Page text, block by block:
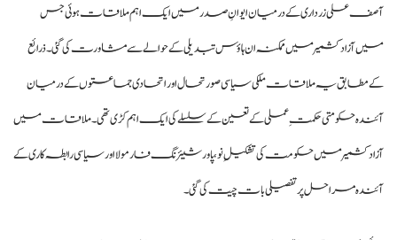
آصف علی زرداری کے درمیان ایوانِ صدر میں ایک اہم ملاقات ہوئی جس
میں آزاد کشمیر میں ممکنہ ان ہاؤس تبدیلی کے حوالے سے مشاورت کی گئی۔ ذرائع
کے مطابق یہ ملاقات ملکی سیاسی صورتحال اور اتحادی جماعتوں کے درمیان
آئندہ حکومتی حکمتِ عملی کے تعین کے سلسلے کی ایک اہم کڑی تھی۔ ملاقات میں
آزاد کشمیر میں حکومت کی تشکیلِ نو، پاور شیئرنگ فارمولا اور سیاسی رابطہ کاری کے
آئندہ مراحل پر تفصیلی بات چیت کی گئی۔